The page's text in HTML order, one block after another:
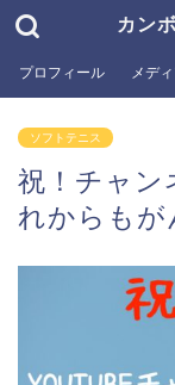
カン
プロフィール メデ
ソフトテニス
祝！チャン
れからもが